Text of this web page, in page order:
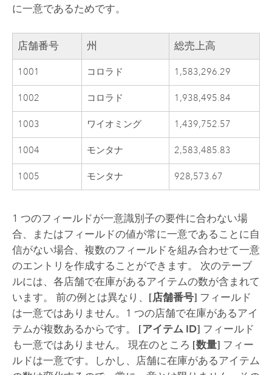
に一意であるためです。
店舗番号 州 総売上高
1001 コロラド 1,583,296.29
1002 コロラド 1,938,495.84
1003 ワイオミング 1,439,752.57
1004 モンタナ 2,583,485.83
1005 モンタナ 928,573.67
1 つのフィールドが一意識別子の要件に合わない場
合、またはフィールドの値が常に一意であることに自
信がない場合、複数のフィールドを組み合わせて一意
のエントリを作成することができます。 次のテーブ
ルには、各店舗で在庫があるアイテムの数が含まれて
います。 前の例とは異なり、 [店舗番号] フィールド
は一意ではありません。1 つの店舗で在庫があるアイ
テムが複数あるからです。 [アイテム ID] フィールド
も一意ではありません。 現在のところ [数量] フィー
ルドは一意です。しかし、店舗に在庫があるアイテム